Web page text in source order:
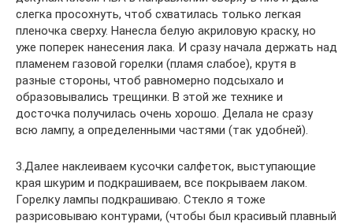
слегка просохнуть, чтоб схватилась только легкая
пленочка сверху. Нанесла белую акриловую краску, но
уже поперек нанесения лака. И сразу начала держать над
пламенем газовой горелки (пламя слабое), крутя в
разные стороны, чтоб равномерно подсыхало и
образовывались трещинки. В этой же технике и
досточка получилась очень хорошо. Делала не сразу
всю лампу, а определенными частями (так удобней).
3.Далее наклеиваем кусочки салфеток, выступающие
края шкурим и подкрашиваем, все покрываем лаком.
Горелку лампы подкрашиваю. Стекло я тоже
разрисовываю контурами, (чтобы был красивый плавный